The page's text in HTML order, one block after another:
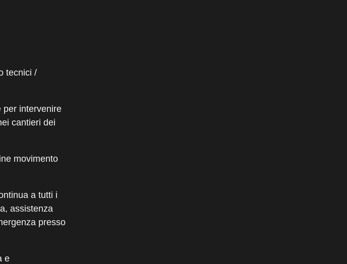
tecnici /
per intervenire
cantieri dei
movimento
a tutti i
assistenza
presso
e